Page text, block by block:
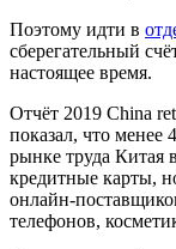
Поэтому идти в
сберегательный
настоящее время.
Отчёт 2019 China
показал, что менее
рынке труда Китая
кредитные карты,
онлайн-
телефонов,